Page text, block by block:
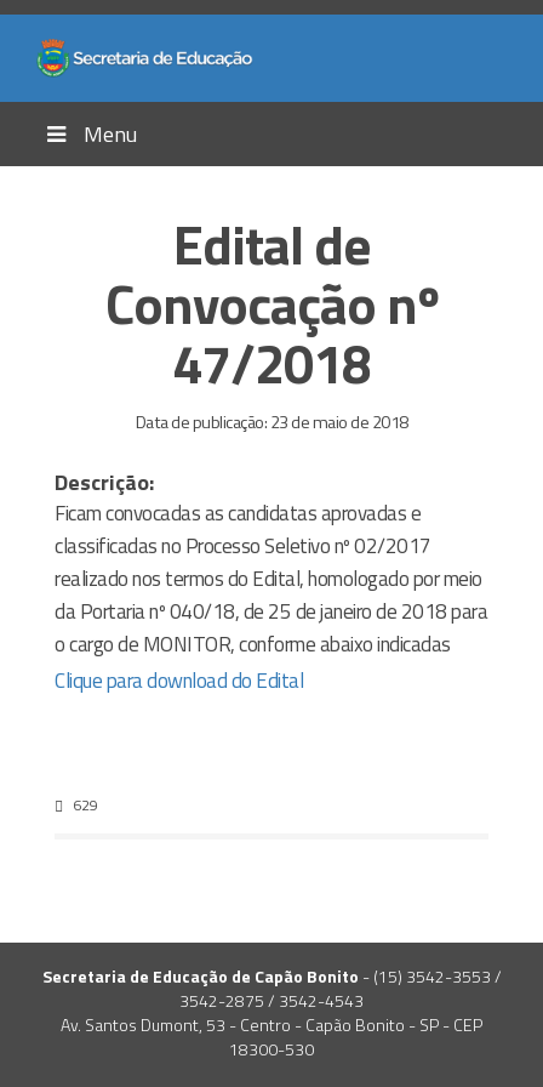
Menu
Edital de
Convocação nº
47/2018
Data de publicação: 23 de maio de 2018
Descrição:
Ficam convocadas as candidatas aprovadas e
classificadas no Processo Seletivo nº 02/2017
realizado nos termos do Edital, homologado por meio
da Portaria nº 040/18, de 25 de janeiro de 2018 para
o cargo de MONITOR, conforme abaixo indicadas
Clique para download do Edital
629
Secretaria de Educação de Capão Bonito - (15) 3542-3553 /
3542-2875 / 3542-4543
Av. Santos Dumont, 53 - Centro - Capão Bonito - SP - CEP
18300-530